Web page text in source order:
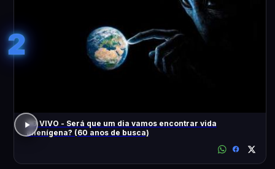
2
AO VIVO - Será que um dia vamos encontrar vida
alienígena? (60 anos de busca)